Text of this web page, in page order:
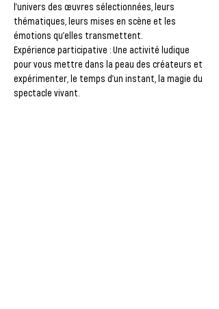
l’univers des œuvres sélectionnées, leurs
thématiques, leurs mises en scène et les
émotions qu’elles transmettent.
Expérience participative : Une activité ludique
pour vous mettre dans la peau des créateurs et
expérimenter, le temps d’un instant, la magie du
spectacle vivant.